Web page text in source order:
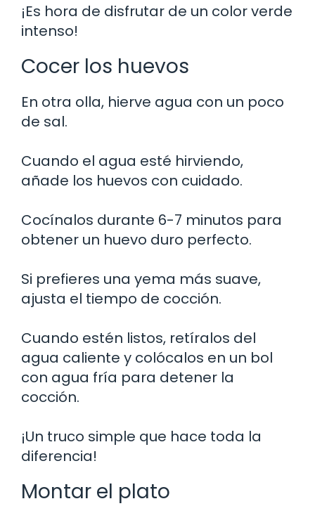
¡Es hora de disfrutar de un color verde
intenso!
Cocer los huevos
En otra olla, hierve agua con un poco
de sal.
Cuando el agua esté hirviendo,
añade los huevos con cuidado.
Cocínalos durante 6-7 minutos para
obtener un huevo duro perfecto.
Si prefieres una yema más suave,
ajusta el tiempo de cocción.
Cuando estén listos, retíralos del
agua caliente y colócalos en un bol
con agua fría para detener la
cocción.
¡Un truco simple que hace toda la
diferencia!
Montar el plato